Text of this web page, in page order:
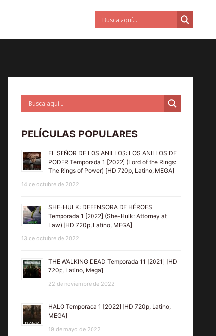
PELÍCULAS POPULARES
EL SEÑOR DE LOS ANILLOS: LOS ANILLOS DE
PODER Temporada 1 [2022] (Lord of the Rings:
The Rings of Power) [HD 720p, Latino, MEGA]
14 de octubre de 2022
SHE-HULK: DEFENSORA DE HÉROES
Temporada 1 [2022] (She-Hulk: Attorney at
Law) [HD 720p, Latino, MEGA]
13 de octubre de 2022
THE WALKING DEAD Temporada 11 [2021] [HD
720p, Latino, Mega]
22 de noviembre de 2022
HALO Temporada 1 [2022] [HD 720p, Latino,
MEGA]
19 de mayo de 2022